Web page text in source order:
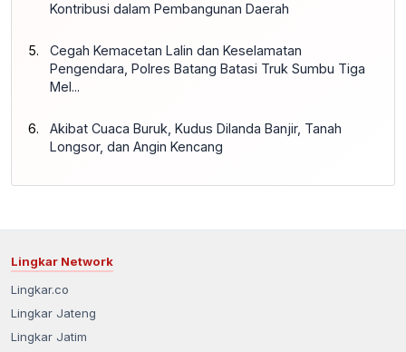
Kontribusi dalam Pembangunan Daerah
Cegah Kemacetan Lalin dan Keselamatan
Pengendara, Polres Batang Batasi Truk Sumbu Tiga
Mel...
Akibat Cuaca Buruk, Kudus Dilanda Banjir, Tanah
Longsor, dan Angin Kencang
Lingkar Network
Lingkar.co
Lingkar Jateng
Lingkar Jatim